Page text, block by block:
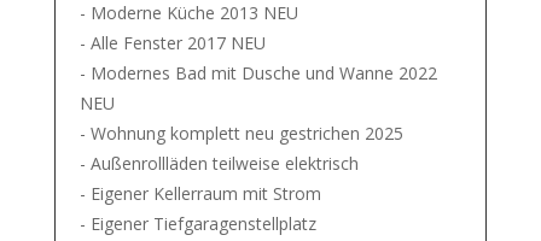
- Moderne Küche 2013 NEU
- Alle Fenster 2017 NEU
- Modernes Bad mit Dusche und Wanne 2022
NEU
- Wohnung komplett neu gestrichen 2025
- Außenrollläden teilweise elektrisch
- Eigener Kellerraum mit Strom
- Eigener Tiefgaragenstellplatz